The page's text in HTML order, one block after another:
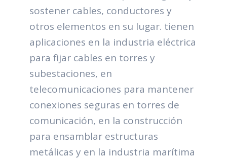
sostener cables, conductores y
otros elementos en su lugar. tienen
aplicaciones en la industria eléctrica
para fijar cables en torres y
subestaciones, en
telecomunicaciones para mantener
conexiones seguras en torres de
comunicación, en la construcción
para ensamblar estructuras
metálicas y en la industria marítima